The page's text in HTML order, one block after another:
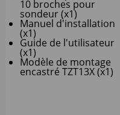
10 broches pour
sondeur (x1)
Manuel d'installation
(x1)
Guide de l'utilisateur
(x1)
Modèle de montage
encastré TZT13X (x1)